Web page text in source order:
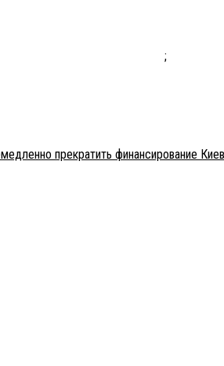
;
прекратить финансирование